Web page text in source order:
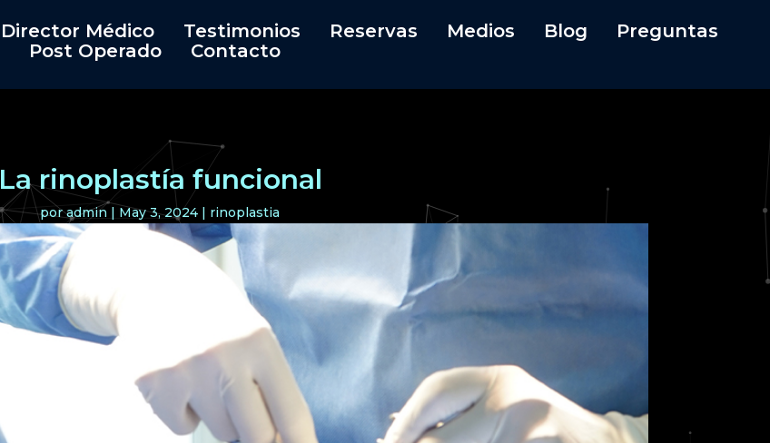
Director Médico Testimonios Reservas Medios Blog
Preguntas
Post Operado
Contacto
La rinoplastía funcional
poradmin | May 3, 2024 | rinoplastia